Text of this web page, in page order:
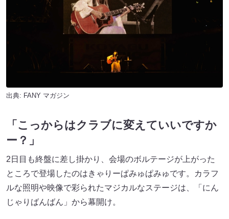
出典: FANY マガジン
「こっからはクラブに変えていいですか
ー？」
2日目も終盤に差し掛かり、会場のボルテージが上がった
ところで登場したのはきゃりーぱみゅぱみゅです。カラフ
ルな照明や映像で彩られたマジカルなステージは、「にん
じゃりばんばん」から幕開け。